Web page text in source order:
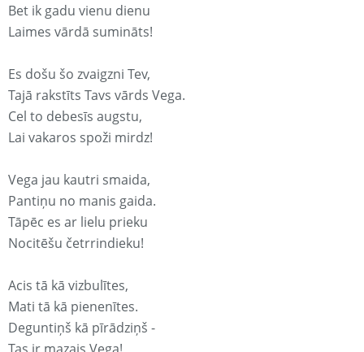
Bet ik gadu vienu dienu
Laimes vārdā sumināts!
Es došu šo zvaigzni Tev,
Tajā rakstīts Tavs vārds Vega.
Cel to debesīs augstu,
Lai vakaros spoži mirdz!
Vega jau kautri smaida,
Pantiņu no manis gaida.
Tāpēc es ar lielu prieku
Nocitēšu četrrindieku!
Acis tā kā vizbulītes,
Mati tā kā pienenītes.
Deguntiņš kā pīrādziņš -